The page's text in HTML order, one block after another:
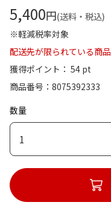
5,400円(送料・税込)
※軽減税率対象
配送先が限られている商品
獲得ポイント： 54 pt
商品番号
8075392333
数量
1